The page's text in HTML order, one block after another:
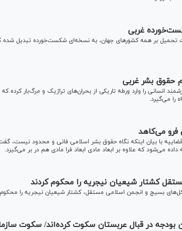
غربی
بر همه کشور‌های جهان، به نسخه‌ای شکست‌خورده تبدیل شده
حقوق بشر غربی
را وارد ورطه تاریکی از بحران‌های تراژیک و مرگ‌بار کرده که
را می‌گیرد.
فرو می‌کاهد
با بیان اینکه نگاه حقوق بشر اسلامی فانی و محدود نیست،
می‌شود که علاوه بر ابعاد مادی ابعاد فرا مادی هم در بر می‌گیرد.
بسیج و انجمن اسلامی مستقل، کشتار شیعیان نیجریه را محکوم
در قبال عربستان سکوت کرده‌اند/ سکوت